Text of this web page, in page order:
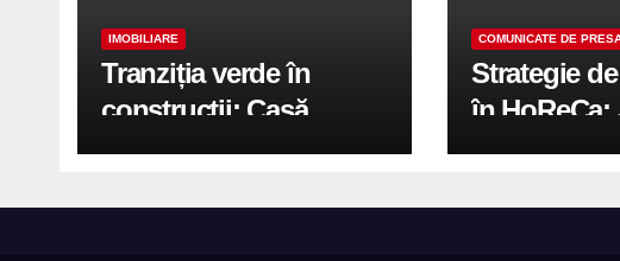
IMOBILIARE
Tranziția verde în
construcții: Casă
modernă cu structură
COMUNICATE DE
Strategie
în HoReCa:
transformă